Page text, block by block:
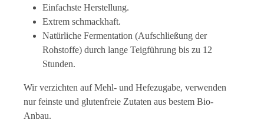
Einfachste Herstellung.
Extrem schmackhaft.
Natürliche Fermentation (Aufschließung der
Rohstoffe) durch lange Teigführung bis zu 12
Stunden.
Wir verzichten auf Mehl- und Hefezugabe, verwenden
nur feinste und glutenfreie Zutaten aus bestem Bio-
Anbau.